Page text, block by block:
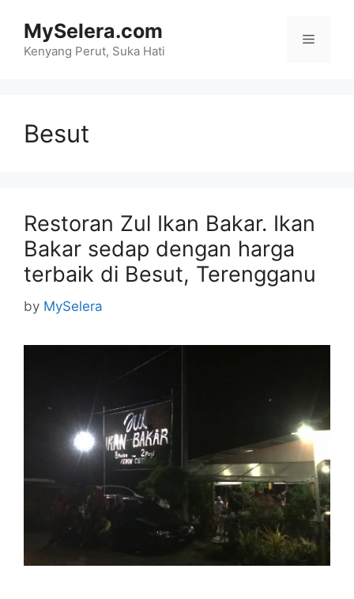
content
MySelera.com
Kenyang Perut, Suka Hati
Menu
Besut
Restoran Zul Ikan Bakar. Ikan
Bakar sedap dengan harga
terbaik di Besut, Terengganu
by MySelera